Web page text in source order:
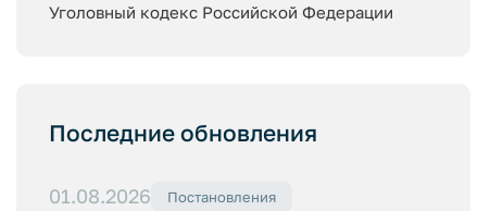
Уголовный кодекс Российской Федерации
Последние обновления
01.08.2026 Постановления